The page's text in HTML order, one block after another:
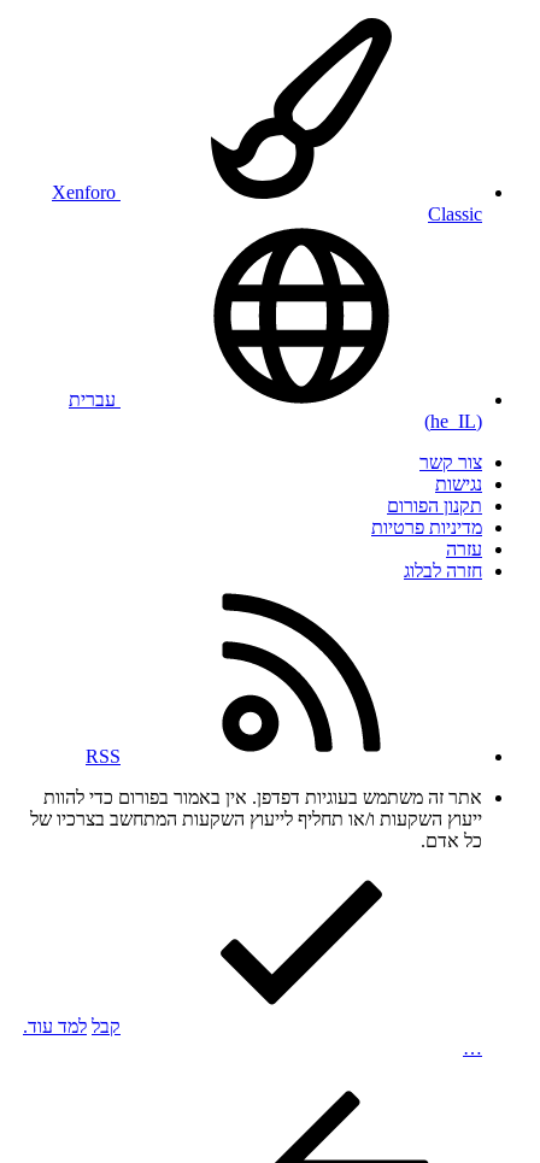
Xenforo
Classic
עברית
(he_IL)
צור קשר
נגישות
תקנון הפורום
מדיניות פרטיות
עזרה
חזרה לבלוג
RSS
אתר זה משתמש בעוגיות דפדפן. אין באמור בפורום כדי להוות
ייעוץ השקעות ו/או תחליף לייעוץ השקעות המתחשב בצרכיו של
כל אדם.
קבל למד עוד.
…